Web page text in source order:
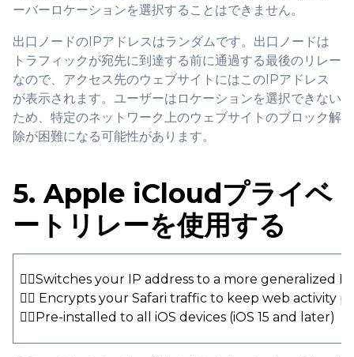
ーバーロケーションを選択することはできません。
出口ノードのIPアドレスはランダムです。出口ノードは
トラフィックが宛先に到達する前に通過する最後のリレー
なので、アクセス先のウェブサイトにはこのIPアドレス
が表示されます。ユーザーはロケーションを選択できない
ため、特定のネットワーク上のウェブサイトのブロック解
除が困難になる可能性があります。
5. Apple iCloudプライベ
ートリレーを使用する
👍🏻Switches your IP address to a more generalized
👍🏻 Encrypts your Safari traffic to keep web activity
👍🏻Pre-installed to all iOS devices (iOS 15 and later)